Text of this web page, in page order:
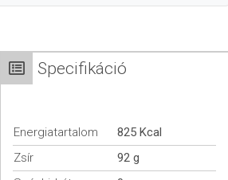
Specifikáció
Energiatartalom
825 Kcal
Zsír
92 g